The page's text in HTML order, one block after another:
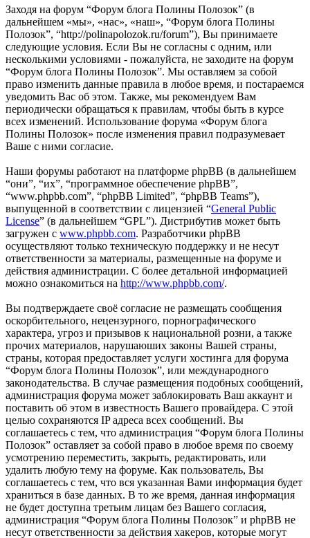
Заходя на форум “Форум блога Полины Полозок” (в
дальнейшем «мы», «нас», «наш», “Форум блога Полины
Полозок”, “http://polinapolozok.ru/forum”), Вы принимаете
следующие условия. Если Вы не согласны с одним, или
несколькими условиями - пожалуйста, не заходите на форум
“Форум блога Полины Полозок”. Мы оставляем за собой
право изменить данные правила в любое время, и постараемся
уведомить Вас об этом. Также, мы рекомендуем Вам
периодически обращаться к правилам, чтобы быть в курсе
всех изменений. Использование форума «Форум блога
Полины Полозок» после изменения правил подразумевает
Ваше с ними согласие.
Наши форумы работают на платформе phpBB (в дальнейшем
“они”, “их”, “программное обеспечение phpBB”,
“www.phpbb.com”, “phpBB Limited”, “phpBB Teams”),
выпущенной в соответствии с лицензией “General Public
License” (в дальнейшем “GPL”). Дистрибутив может быть
загружен с www.phpbb.com. Разработчики phpBB
осуществляют только техническую поддержку и не несут
ответственности за материалы, размещенные на форуме и
действия администрации. С более детальной информацией
можно ознакомиться на http://www.phpbb.com/.
Вы подтверждаете своё согласие не размещать сообщения
оскорбительного, нецензурного, порнографического
характера, угроз и призывов к национальной розни, а также
прочих материалов, нарушаюших законы Вашей страны,
страны, которая предоставляет услуги хостинга для форума
“Форум блога Полины Полозок”, или международного
законодательства. В случае размещения подобных сообщений,
администрация форума может заблокировать Ваш аккаунт и
поставить об этом в известность Вашего провайдера. С этой
целью сохраняются IP адреса всех сообщений. Вы
соглашаетесь с тем, что администрация “Форум блога Полины
Полозок” оставляет за собой право в любое время по своему
усмотрению переместить, закрыть, редактировать, или
удалить любую тему на форуме. Как пользователь, Вы
соглашаетесь с тем, что вся указанная Вами информация будет
храниться в базе данных. В то же время, данная информация
не будет доступна третьим лицам без Вашего согласия,
администрация “Форум блога Полины Полозок” и phpBB не
несут ответственности за действия хакеров, которые могут